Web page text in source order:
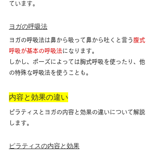
ています。
ヨガの呼吸法
ヨガの呼吸法は鼻から吸って鼻から吐くと言う 腹式
呼吸が基本の呼吸法になります。
しかし、ポーズによっては胸式呼吸を使ったり、他
の特殊な呼吸法を使うことも。
内容と効果の違い
ピラティスとヨガの内容と効果の違いについて解説
します。
ピラティスの内容と効果